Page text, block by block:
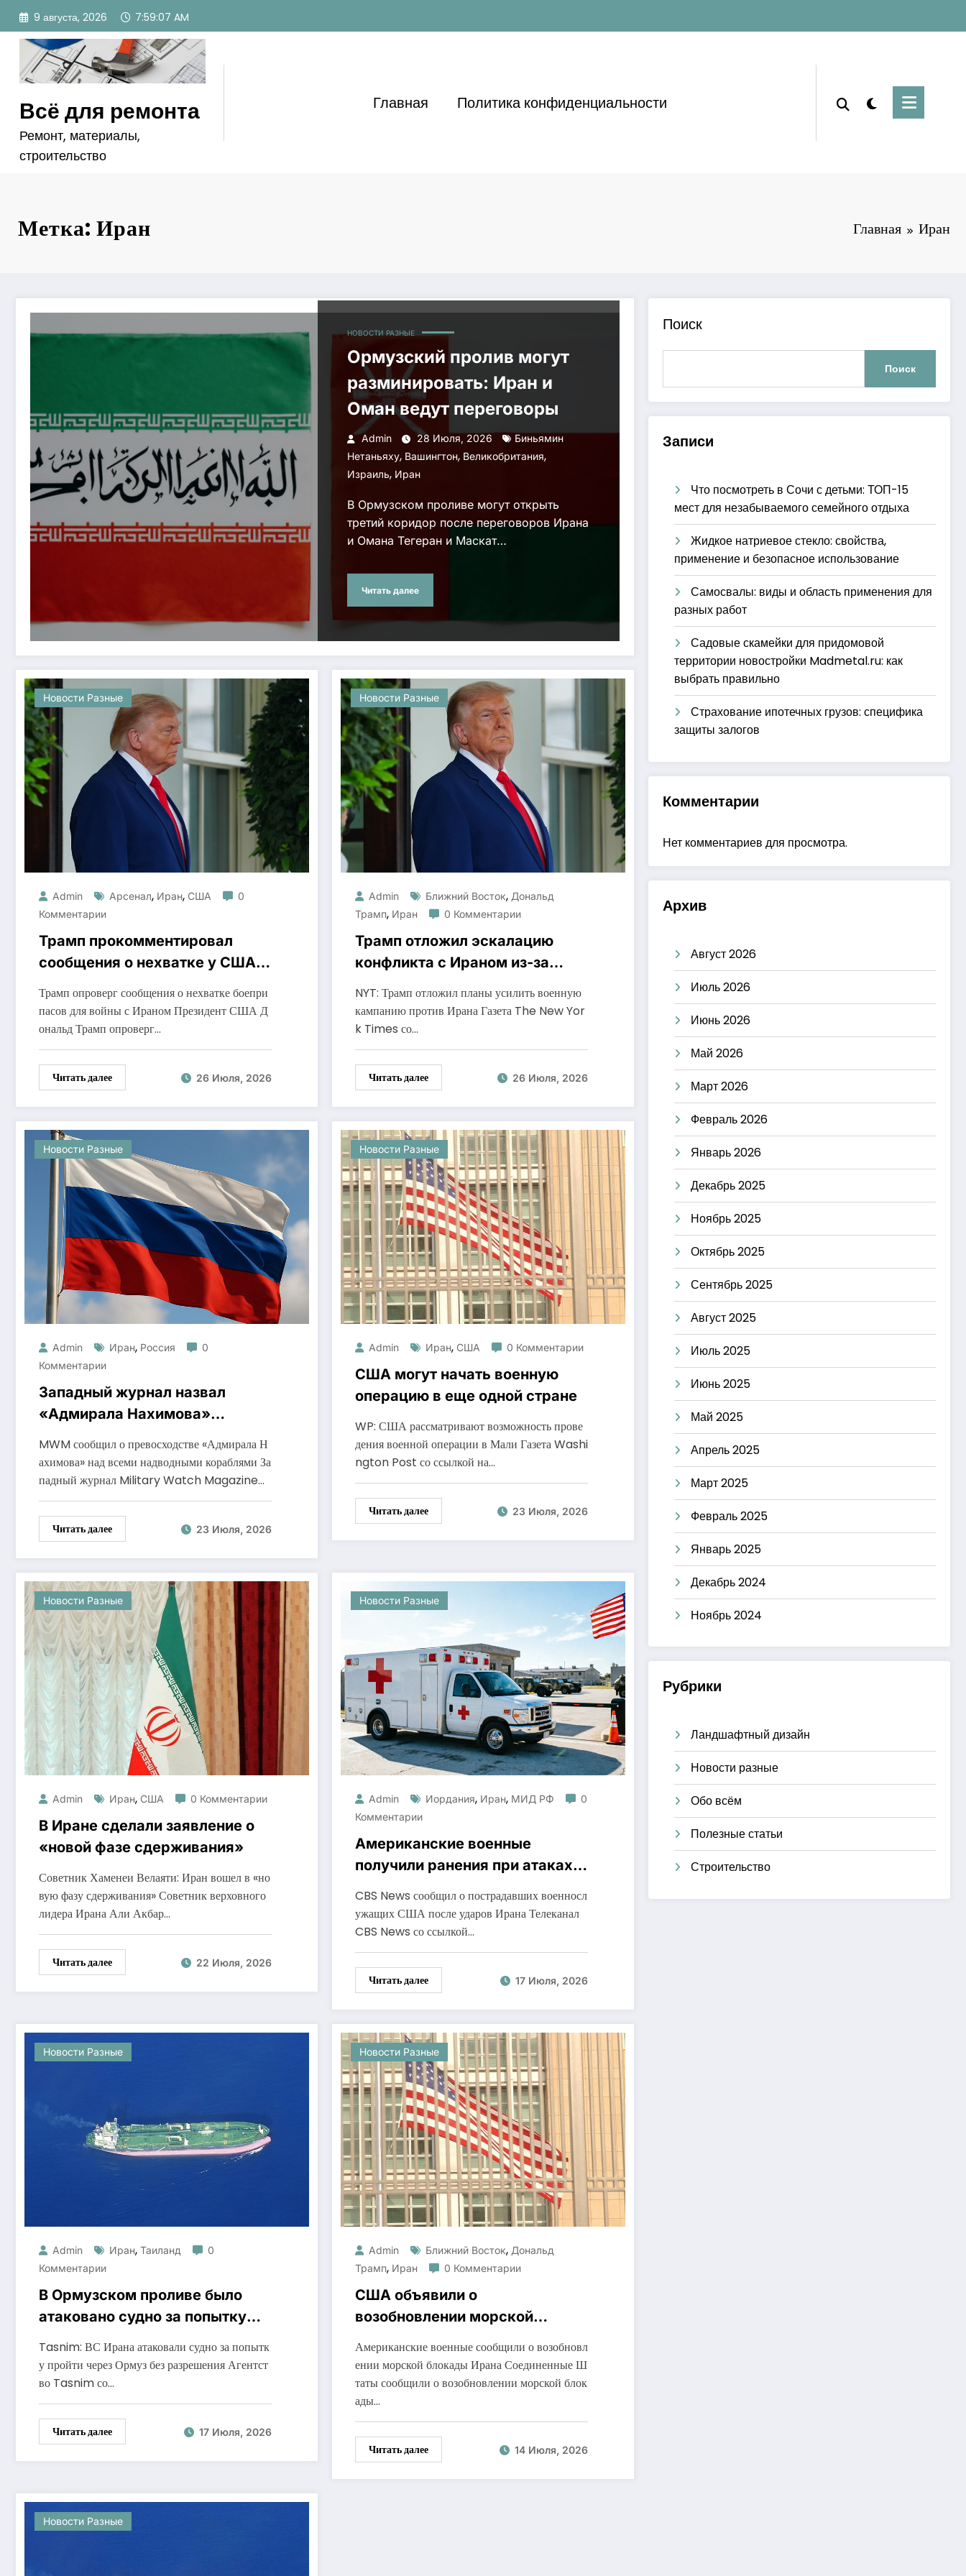
Перейти
содержимому
9 августа, 2026 7:59:09 AM
Всё для ремонта
Ремонт, материалы,
строительство
Главная Политика конфиденциальности
Метка: Иран Главная Иран
НОВОСТИ РАЗНЫЕ
Ормузский пролив могут
разминировать: Иран и
Оман ведут переговоры
Admin 28 Июля, 2026
Биньямин
Нетаньяху, Вашингтон, Великобритания,
Израиль, Иран
В Ормузском проливе могут открыть
третий коридор после переговоров Ирана
и Омана Тегеран и Маскат…
Читать далее
Новости Разные
Admin Арсенал, Иран, США
0
Комментарии
Трамп прокомментировал
сообщения о нехватке у США
Ираном
Трамп опроверг сообщения о нехватке боепри
пасов для войны с Ираном Президент США Д
ональд Трамп опроверг…
Читать далее 26 Июля, 2026
Новости Разные
Admin Ближний Восток, Дональд
Трамп, Иран 0 Комментарии
Трамп отложил эскалацию
конфликта с Ираном из-за
NYT: Трамп отложил планы усилить военную
кампанию против Ирана Газета The New Yor
k Times со…
Читать далее 26 Июля, 2026
Новости Разные
Admin Иран, Россия
0
Комментарии
Западный журнал назвал
«Адмирала Нахимова»
MWM сообщил о превосходстве «Адмирала Н
ахимова» над всеми надводными кораблями За
падный журнал Military Watch Magazine…
Читать далее 23 Июля, 2026
Новости Разные
Admin Иран, США 0 Комментарии
США могут начать военную
операцию в еще одной стране
WP: США рассматривают возможность прове
дения военной операции в Мали Газета Washi
ngton Post со ссылкой на…
Читать далее 23 Июля, 2026
Новости Разные
Admin Иран, США 0 Комментарии
В Иране сделали заявление о
«новой фазе сдерживания»
Советник Хаменеи Велаяти: Иран вошел в «но
вую фазу сдерживания» Советник верховного
лидера Ирана Али Акбар…
Читать далее 22 Июля, 2026
Новости Разные
Admin Иордания, Иран, МИД РФ
0
Комментарии
Американские военные
получили ранения при атаках
CBS News сообщил о пострадавших военносл
ужащих США после ударов Ирана Телеканал
CBS News со ссылкой…
Читать далее 17 Июля, 2026
Новости Разные
Admin Иран, Таиланд
0
Комментарии
В Ормузском проливе было
атаковано судно за попытку
его прохождения
Tasnim: ВС Ирана атаковали судно за попытк
у пройти через Ормуз без разрешения Агентст
во Tasnim со…
Читать далее 17 Июля, 2026
Новости Разные
Admin Ближний Восток, Дональд
Трамп, Иран 0 Комментарии
США объявили о
возобновлении морской
Американские военные сообщили о возобновл
ении морской блокады Ирана Соединенные Ш
таты сообщили о возобновлении морской блок
ады…
Читать далее 14 Июля, 2026
Новости Разные
Поиск
Поиск
Записи
Что посмотреть в Сочи с детьми: ТОП-15
мест для незабываемого семейного отдыха
Жидкое натриевое стекло: свойства,
применение и безопасное использование
Самосвалы: виды и область применения для
разных работ
Садовые скамейки для придомовой
территории новостройки Madmetal.ru: как
выбрать правильно
Страхование ипотечных грузов: специфика
защиты залогов
Комментарии
Нет комментариев для просмотра.
Архив
Август 2026
Июль 2026
Июнь 2026
Май 2026
Март 2026
Февраль 2026
Январь 2026
Декабрь 2025
Ноябрь 2025
Октябрь 2025
Сентябрь 2025
Август 2025
Июль 2025
Июнь 2025
Май 2025
Апрель 2025
Март 2025
Февраль 2025
Январь 2025
Декабрь 2024
Ноябрь 2024
Рубрики
Ландшафтный дизайн
Новости разные
Обо всём
Полезные статьи
Строительство